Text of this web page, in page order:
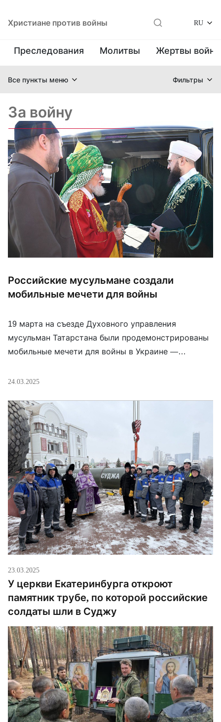
Христиане против войны RU
Преследования Молитвы Жертвы
Все пункты меню Фильтры
За войну
Российские мусульмане создали
мобильные мечети для войны
19 марта на съезде Духовного управления
мусульман Татарстана были продемонстрированы
мобильные мечети для войны в Украине —
«буханки» выполнена гидроизоляция,
и застелены ковролином, салон украшен
михрабами и шамаилями. По просьбе полковых
имамов мобильные мечети оборудованы
кондиционерами, мини-библиотекой, средствами
РЭБ и компасом для определения киблы. Помимо
[…]
24.03.2025
23.03.2025
У церкви Екатеринбурга откроют
памятник трубе, по которой российские
солдаты шли в Суджу